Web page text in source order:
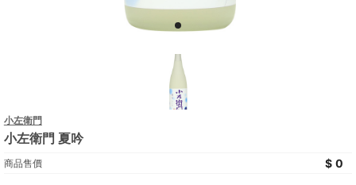
小左衛門
小左衛門 夏吟
商品售價 0